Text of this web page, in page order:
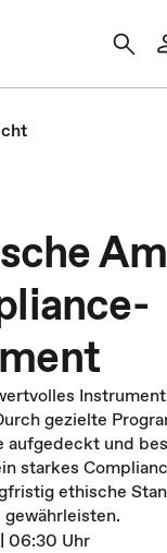
gezielte
aufgedeckt und
starkes
ethische
06:30 Uhr